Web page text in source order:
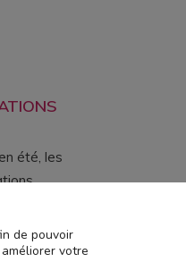
été, les
mobilisées
2026
de pouvoir
votre